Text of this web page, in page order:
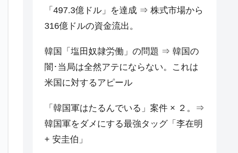
「497.3億ドル」を達成 ⇒ 株式市場から
316億ドルの資金流出。
韓国「塩田奴隷労働」の問題 ⇒ 韓国の
闇･当局は全然アテにならない。これは
米国に対するアピール
「韓国軍はたるんでいる」案件 × ２。⇒
韓国軍をダメにする最強タッグ「李在明
+ 安圭伯」